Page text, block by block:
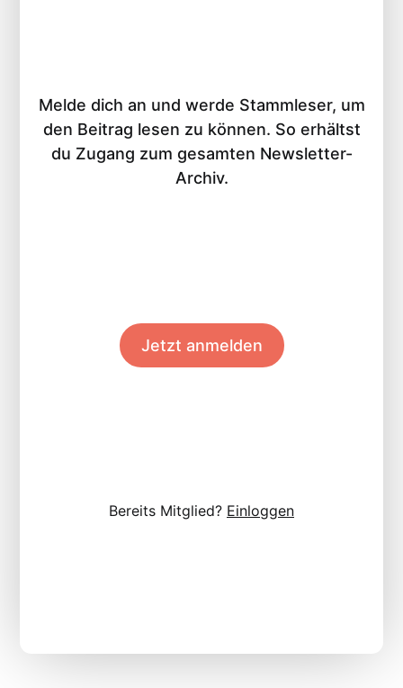
Melde dich an und werde Stammleser, um
den Beitrag lesen zu können. So erhältst
du Zugang zum gesamten Newsletter-
Archiv.
Jetzt anmelden
Bereits Mitglied? Einloggen